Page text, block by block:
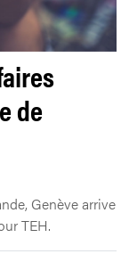
de
Genève arrive
TEH.